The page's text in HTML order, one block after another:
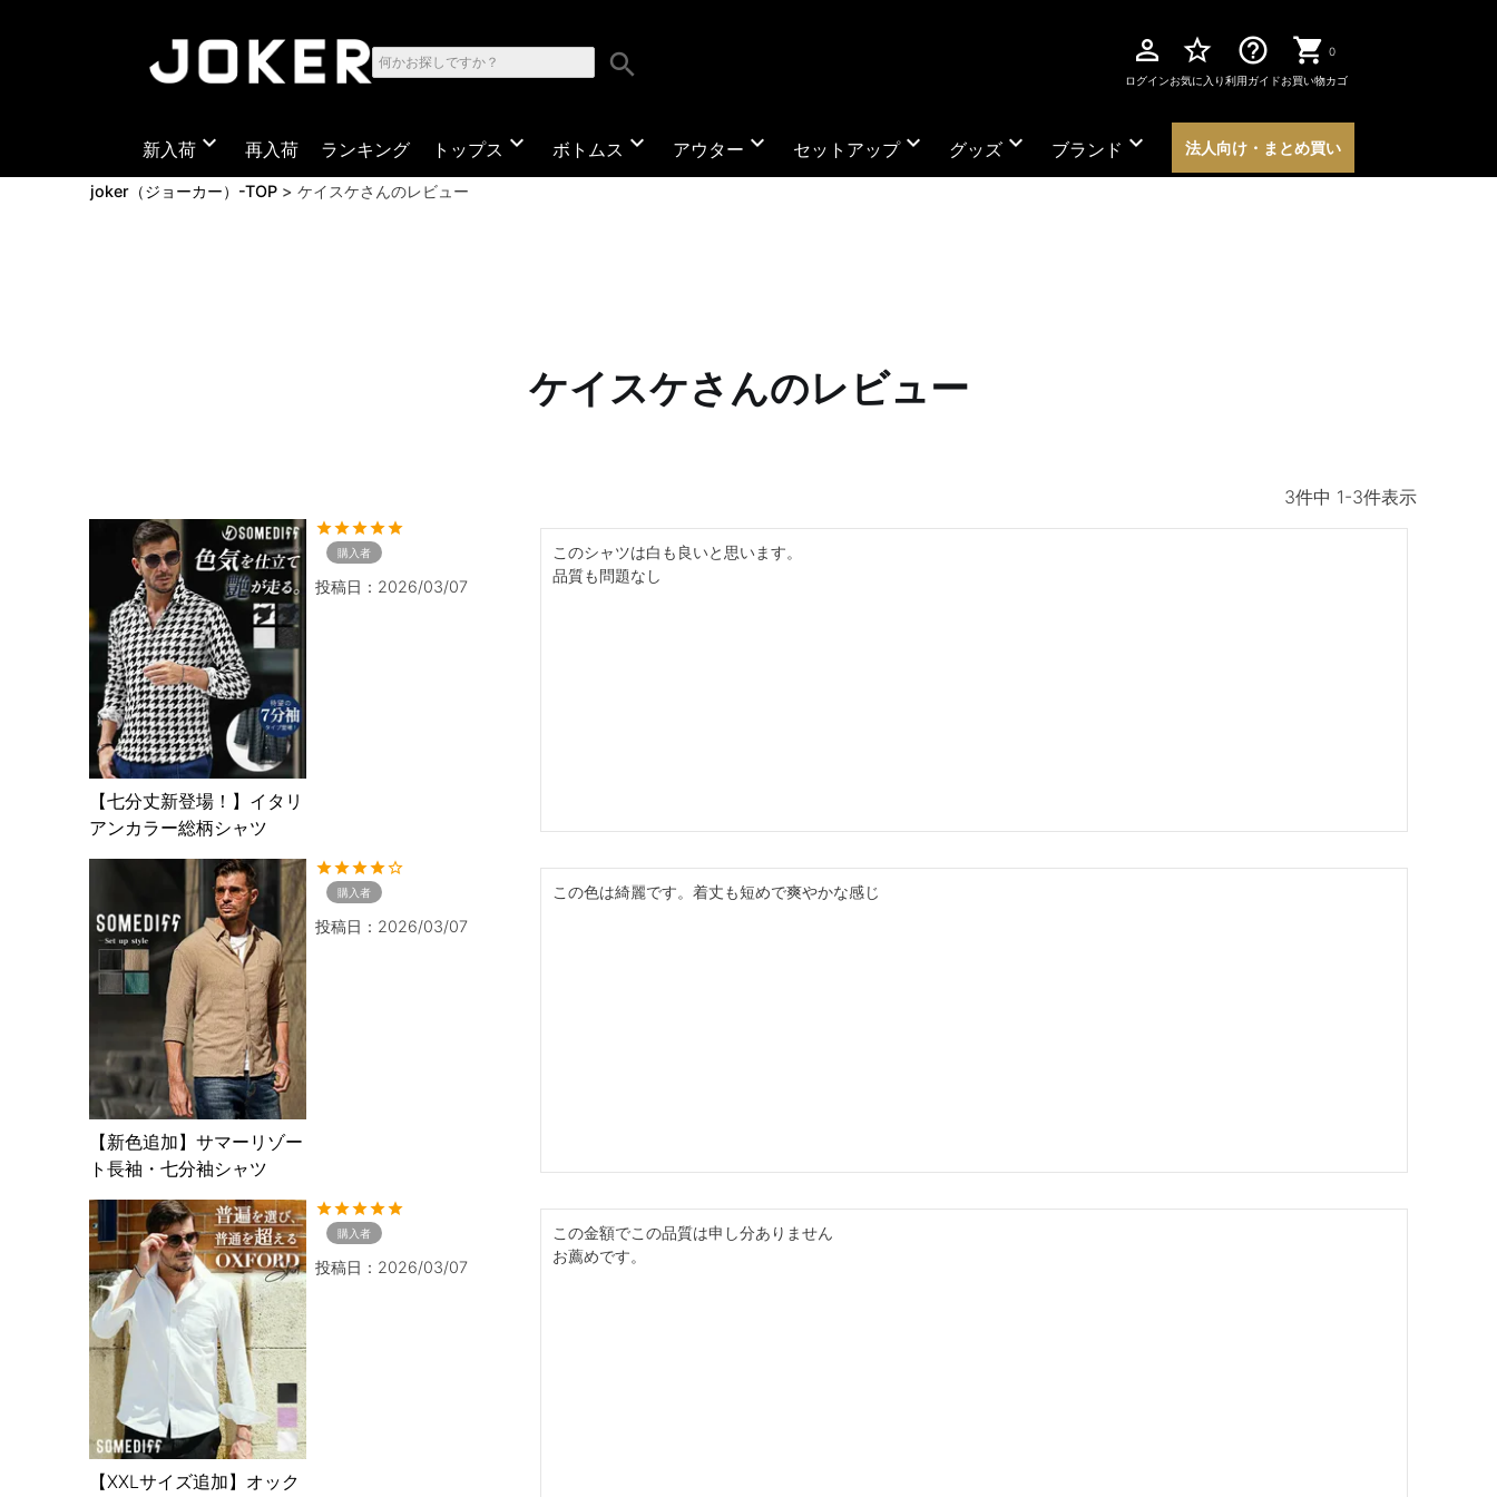
search perm_identity
ログイン
star_border
お気に入り
help_outline
利用ガイド
0
お買い物カゴ
新入荷 expand_more 再入荷 ランキング トップス expand_more ボトムス expand_more アウター expand_more セットアップexpand_more グッズ expand_more ブランド expand_more 法人向け・まとめ買い
joker（ジョーカー）-TOP ケイスケさんのレビュー
ケイスケさんのレビュー
3件中 1-3件表示
【七分丈新登場！】イタリ
アンカラー総柄シャツ
購入者
投稿日 2026/03/07
このシャツは白も良いと思います。
品質も問題なし
【新色追加】サマーリゾー
ト長袖・七分袖シャツ
購入者
投稿日 2026/03/07
この色は綺麗です。着丈も短めで爽やかな感じ
【XXLサイズ追加】オック
購入者
投稿日 2026/03/07
この金額でこの品質は申し分ありません
お薦めです。